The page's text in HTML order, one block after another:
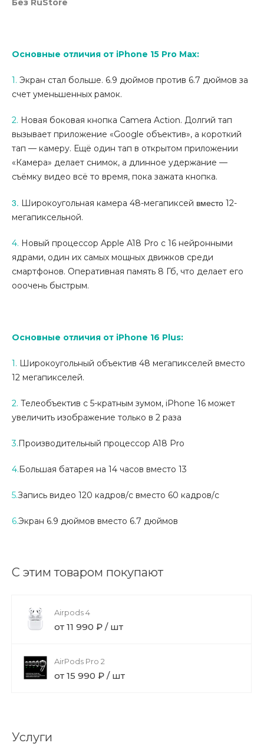
Без RuStore
Основные отличия от iPhone 15 Pro Max:
1. Экран стал больше. 6.9 дюймов против 6.7 дюймов за
счет уменьшенных рамок.
2. Новая боковая кнопка Camera Action. Долгий тап
вызывает приложение «Google объектив», а короткий
тап — камеру. Ещё один тап в открытом приложении
«Камера» делает снимок, а длинное удержание —
съёмку видео всё то время, пока зажата кнопка.
3. Широкоугольная камера 48-мегапиксей вместо 12-
мегапиксельной.
4. Новый процессор Apple A18 Pro с 16 нейронными
ядрами, один их самых мощных движков среди
смартфонов. Оперативная память 8 Гб, что делает его
ооочень быстрым.
Основные отличия от iPhone 16 Plus:
1. Широкоугольный объектив 48 мегапикселей вместо
12 мегапикселей.
2. Телеобъектив с 5-кратным зумом, iPhone 16 может
увеличить изображение только в 2 раза
3.Производительный процессор A18 Pro
4.Большая батарея на 14 часов вместо 13
5.Запись видео 120 кадров/c вместо 60 кадров/c
6.Экран 6.9 дюймов вместо 6.7 дюймов
С этим товаром покупают
Airpods 4
от 11 990 ₽ / шт
AirPods Pro 2
от 15 990 ₽ / шт
Услуги